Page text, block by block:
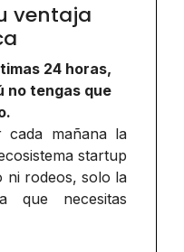
ventaja
24 horas,
no tengas que
cada mañana la
startup
ni rodeos, solo la
que necesitas